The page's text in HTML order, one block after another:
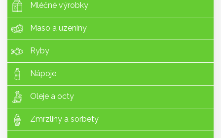
Mléčné výrobky
Maso a uzeniny
Ryby
Nápoje
Oleje a octy
Zmrzliny a sorbety